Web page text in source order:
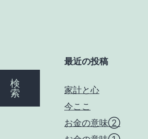
検
索
最近の投稿
家計と心
今ここ
お金の意味②